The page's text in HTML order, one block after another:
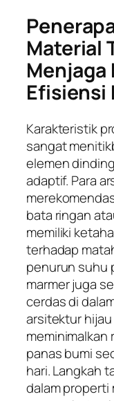
Material
Menjaga
Efisiensi
Karakteristik
sangat
elemen
adaptif. Para
bata ringan
memiliki
terhadap
penurun suhu
marmer juga
cerdas di
arsitektur
meminimalkan
panas bumi
hari. Langkah
dalam properti